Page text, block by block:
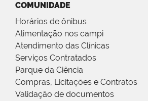
COMUNIDADE
Horários de ônibus
Alimentação nos campi
Atendimento das Clínicas
Serviços Contratados
Parque da Ciência
Compras, Licitações e Contratos
Validação de documentos